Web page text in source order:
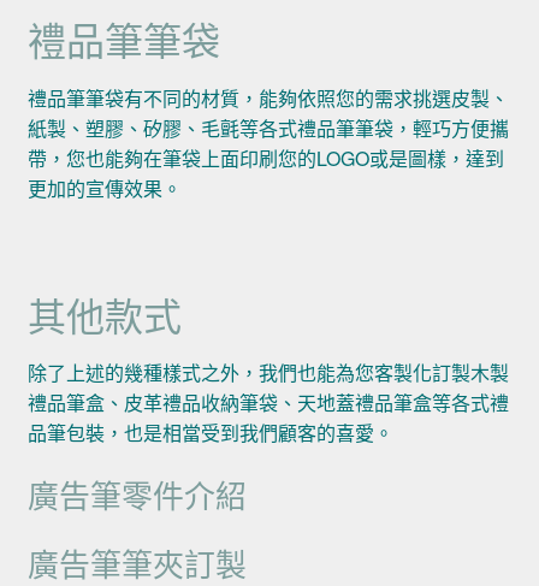
禮品筆筆袋
禮品筆筆袋有不同的材質，能夠依照您的需求挑選皮製、
紙製、塑膠、矽膠、毛氈等各式禮品筆筆袋，輕巧方便攜
帶，您也能夠在筆袋上面印刷您的LOGO或是圖樣，達到
更加的宣傳效果。
其他款式
除了上述的幾種樣式之外，我們也能為您客製化訂製木製
禮品筆盒、皮革禮品收納筆袋、天地蓋禮品筆盒等各式禮
品筆包裝，也是相當受到我們顧客的喜愛。
廣告筆零件介紹
廣告筆筆夾訂製